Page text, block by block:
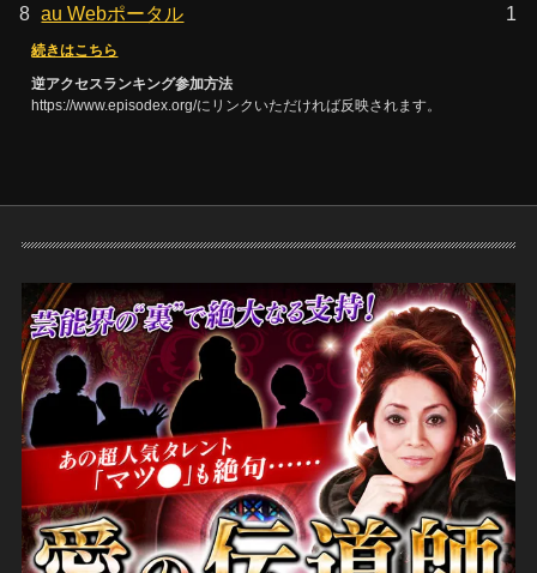
8 au Webポータル 1
続きはこちら
逆アクセスランキング参加方法
https://www.episodex.org/にリンクいただければ反映されます。